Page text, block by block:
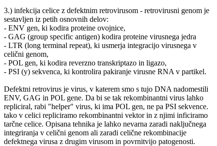
3.) infekcija celice z defektnim retrovirusom - retrovirusni genom je
sestavljen iz petih osnovnih delov:
- ENV gen, ki kodira proteine ovojnice,
- GAG (group specific antigen) kodira proteine virusnega jedra
- LTR (long terminal repeat), ki usmerja integracijo virusnega v
celični genom,
- POL gen, ki kodira reverzno transkriptazo in ligazo,
- PSI (y) sekvenca, ki kontrolira pakiranje virusne RNA v partikel.
Defektni retrovirus je virus, v katerem smo s tujo DNA nadomestili
ENV, GAG in POL gene. Da bi se tak rekombinantni virus lahko
repliciral, rabi "helper" virus, ki ima POL gen, ne pa PSI sekvence.
tako v celici repliciramo rekombinantni vektor in z njimi inficiramo
tarčne celice. Opisana tehnika je lahko nevarna zaradi naključnega
integriranja v celični genom ali zaradi celične rekombinacije
defektnega virusa z drugim virusom in povrnitvijo patogenosti.